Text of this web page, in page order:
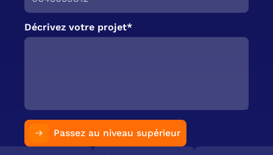
Décrivez votre projet*
Passez au niveau supérieur